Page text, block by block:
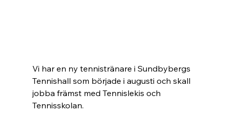
Vi har en ny tennistränare i Sundbybergs
Tennishall som började i augusti och skall
jobba främst med Tennislekis och
Tennisskolan.